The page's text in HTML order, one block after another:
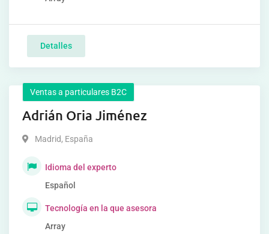
Detalles
Ventas a particulares B2C
Adrián Oria Jiménez
Madrid, España
Idioma del experto
Español
Tecnología en la que asesora
Array